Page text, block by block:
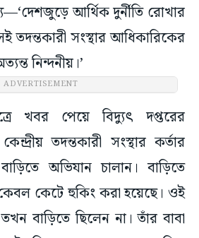
আর্থিক দুর্নীতি রোখার
তদন্তকারী সংস্থার আধিকারিকের
নিন্দনীয়।’
ADVERTISEMENT
খবর পেয়ে বিদ্যুৎ দপ্তরের
তদন্তকারী সংস্থার কর্তার
অভিযান চালান। বাড়িতে
কেটে হুকিং করা হয়েছে। ওই
বাড়িতে ছিলেন না। তাঁর বাবা